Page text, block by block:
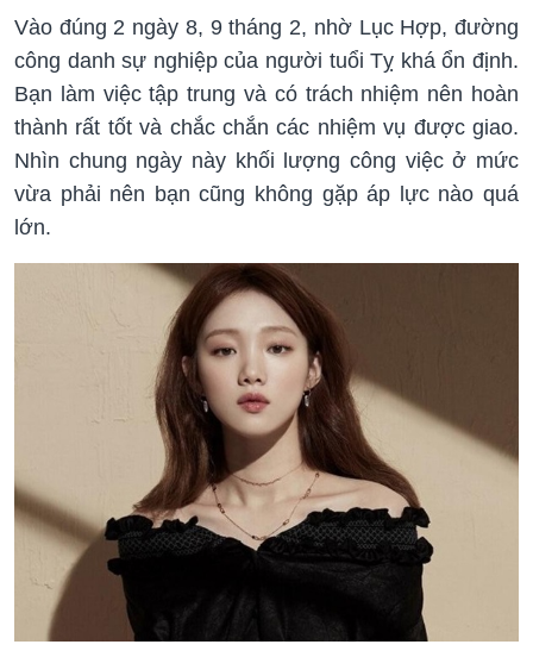
Vào đúng 2 ngày 8, 9 tháng 2, nhờ Lục Hợp, đường
công danh sự nghiệp của người tuổi Tỵ khá ổn định.
Bạn làm việc tập trung và có trách nhiệm nên hoàn
thành rất tốt và chắc chắn các nhiệm vụ được giao.
Nhìn chung ngày này khối lượng công việc ở mức
vừa phải nên bạn cũng không gặp áp lực nào quá
lớn.